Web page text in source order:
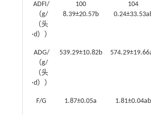
ADFI/
（g/
（头
·d））
100
8.39±20.57b
104
ADG/
（g/
（头
·d））
539.29±10.82b
F/G 1.87±0.05a 1.81±0.04ab